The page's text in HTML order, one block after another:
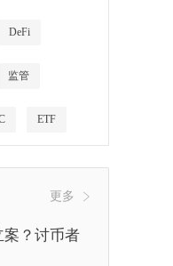
DeFi
监管
ETF
更多
？讨币者